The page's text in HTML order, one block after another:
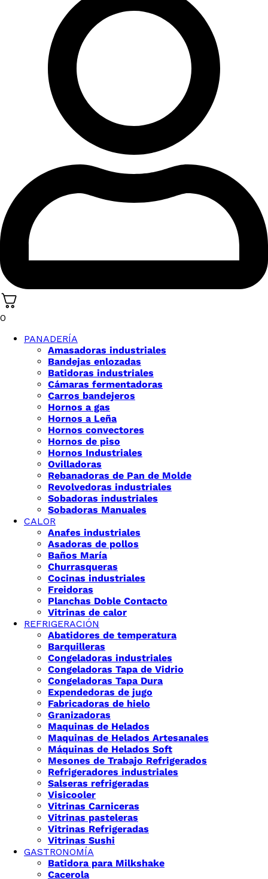
0
PANADERÍA
Amasadoras industriales
Bandejas enlozadas
Batidoras industriales
Cámaras fermentadoras
Carros bandejeros
Hornos a gas
Hornos a Leña
Hornos convectores
Hornos de piso
Hornos Industriales
Ovilladoras
Rebanadoras de Pan de Molde
Revolvedoras industriales
Sobadoras industriales
Sobadoras Manuales
CALOR
Anafes industriales
Asadoras de pollos
Baños María
Churrasqueras
Cocinas industriales
Freidoras
Planchas Doble Contacto
Vitrinas de calor
REFRIGERACIÓN
Abatidores de temperatura
Barquilleras
Congeladoras industriales
Congeladoras Tapa de Vidrio
Congeladoras Tapa Dura
Expendedoras de jugo
Fabricadoras de hielo
Granizadoras
Maquinas de Helados
Maquinas de Helados Artesanales
Máquinas de Helados Soft
Mesones de Trabajo Refrigerados
Refrigeradores industriales
Salseras refrigeradas
Visicooler
Vitrinas Carniceras
Vitrinas pasteleras
Vitrinas Refrigeradas
Vitrinas Sushi
GASTRONOMÍA
Batidora para Milkshake
Cacerola